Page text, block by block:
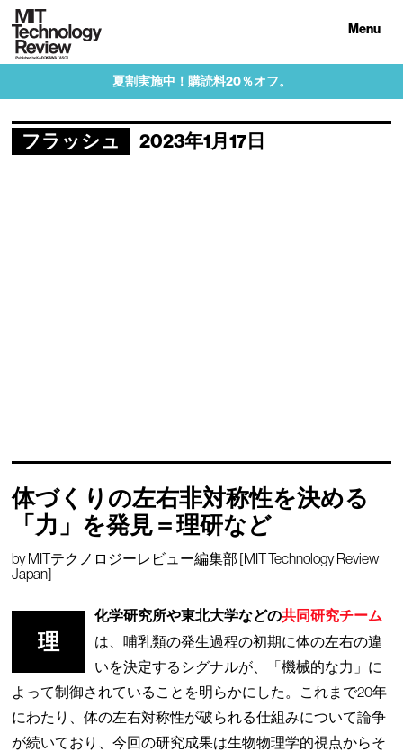
Menu
夏割実施中！購読料20％オフ。
フラッシュ 2023年1月17日
体づくりの左右非対称性を決める
「力」を発見＝理研など
byMITテクノロジーレビュー編集部 [MIT Technology Review
Japan]
理
化学研究所や東北大学などの共同研究チーム
は、哺乳類の発生過程の初期に体の左右の違
いを決定するシグナルが、「機械的な力」に
よって制御されていることを明らかにした。これまで20年
にわたり、体の左右対称性が破られる仕組みについて論争
が続いており、今回の研究成果は生物物理学的視点からそ